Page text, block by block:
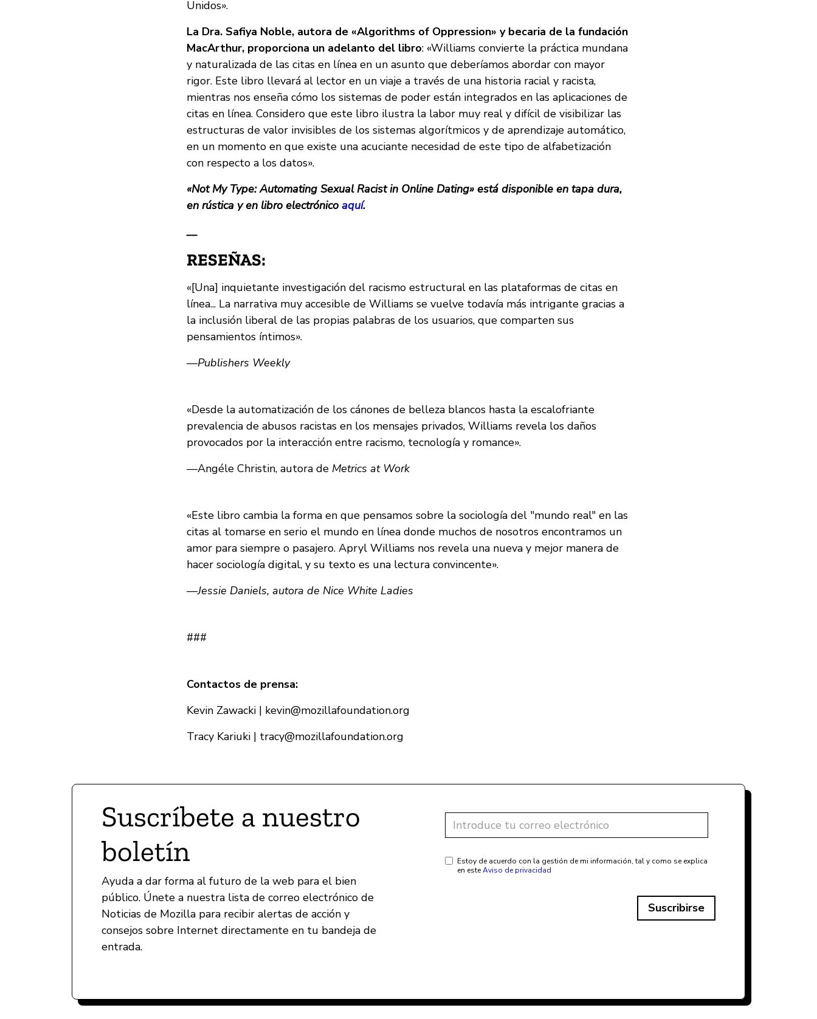
Unidos».
La Dra. Safiya Noble, autora de «Algorithms of Oppression» y becaria de la fundación
MacArthur, proporciona un adelanto del libro: «Williams convierte la práctica mundana
y naturalizada de las citas en línea en un asunto que deberíamos abordar con mayor
rigor. Este libro llevará al lector en un viaje a través de una historia racial y racista,
mientras nos enseña cómo los sistemas de poder están integrados en las aplicaciones de
citas en línea. Considero que este libro ilustra la labor muy real y difícil de visibilizar las
estructuras de valor invisibles de los sistemas algorítmicos y de aprendizaje automático,
en un momento en que existe una acuciante necesidad de este tipo de alfabetización
con respecto a los datos».
«Not My Type: Automating Sexual Racist in Online Dating» está disponible en tapa dura,
en rústica y en libro electrónico aquí.
__
RESEÑAS:
«[Una] inquietante investigación del racismo estructural en las plataformas de citas en
línea... La narrativa muy accesible de Williams se vuelve todavía más intrigante gracias a
la inclusión liberal de las propias palabras de los usuarios, que comparten sus
pensamientos íntimos».
—Publishers Weekly
«Desde la automatización de los cánones de belleza blancos hasta la escalofriante
prevalencia de abusos racistas en los mensajes privados, Williams revela los daños
provocados por la interacción entre racismo, tecnología y romance».
—Angéle Christin, autora de Metrics at Work
«Este libro cambia la forma en que pensamos sobre la sociología del "mundo real" en las
citas al tomarse en serio el mundo en línea donde muchos de nosotros encontramos un
amor para siempre o pasajero. Apryl Williams nos revela una nueva y mejor manera de
hacer sociología digital, y su texto es una lectura convincente».
—Jessie Daniels, autora de Nice White Ladies
###
Contactos de prensa:
Kevin Zawacki | kevin@mozillafoundation.org
Tracy Kariuki | tracy@mozillafoundation.org
Suscríbete a nuestro
boletín
Ayuda a dar forma al futuro de la web para el bien
público. Únete a nuestra lista de correo electrónico de
Noticias de Mozilla para recibir alertas de acción y
consejos sobre Internet directamente en tu bandeja de
entrada.
Estoy de acuerdo con la gestión de mi información, tal y como se explica
en esteAviso de privacidad
Suscribirse